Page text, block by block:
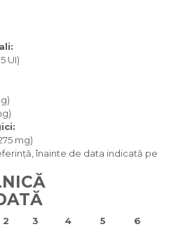
UI)
mg)
înainte de data indicată pe
2 3 4 5 6